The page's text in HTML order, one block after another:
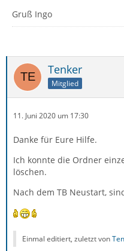
Gruß Ingo
Tenker
Mitglied
11. Juni 2020 um 17:30
Danke für Eure Hilfe.
Ich konnte die Ordner
löschen.
Nach dem TB Neustart,
Einmal editiert, zuletzt von